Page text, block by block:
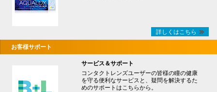
詳しくはこちら
お客様サポート
サービス＆サポート
コンタクトレンズユーザーの皆様の瞳の健康
を守る便利なサービスと、疑問を解決するた
めのサポートはこちらから。